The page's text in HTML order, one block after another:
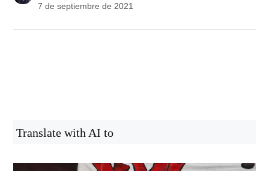
7 de septiembre de 2021
Translate with AI to